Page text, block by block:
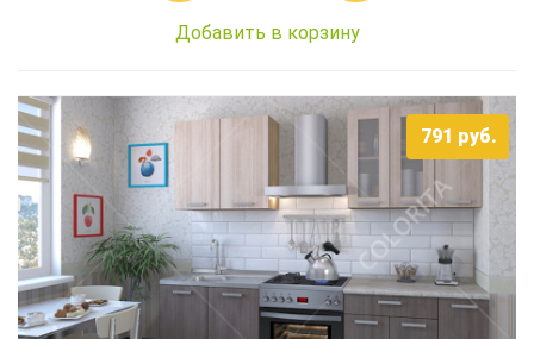
Добавить в корзину
791 руб.